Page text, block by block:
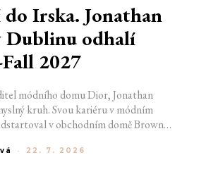
Irska. Jonathan
Dublinu odhalí
2027
módního domu Dior, Jonathan
kruh. Svou kariéru v módním
v obchodním domě Brown
značek světa. V prosinci totiž v
- 22. 7. 2026